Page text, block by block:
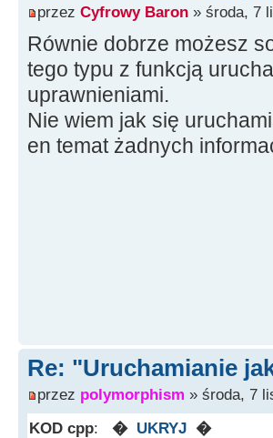
przez Cyfrowy Baron » środa, 7
Równie dobrze możesz
tego typu z funkcją
uprawnieniami.
Nie wiem jak się
en temat żadnych
Re: "Uruchamianie
przez polymorphism » środa, 7
KOD cpp: � UKRYJ �